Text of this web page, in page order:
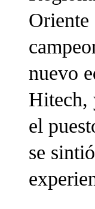
Oriente
nuevo
Hitech,
el
se